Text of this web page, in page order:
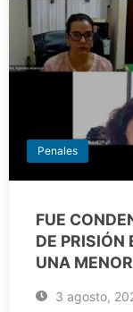
Penales
FUE
DE PRISIÓN
UNA MENOR
3 agosto,